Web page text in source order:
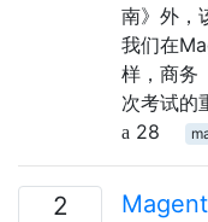
南》外，
我们在
样，商务
次考试的
28
2